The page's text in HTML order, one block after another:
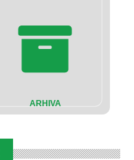
ARHIVA